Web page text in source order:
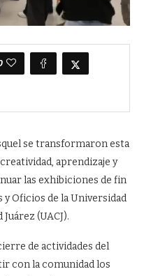
se transformaron esta
aprendizaje y
las exhibiciones de fin
Oficios de la Universidad
(UACJ).
de actividades del
con la comunidad los